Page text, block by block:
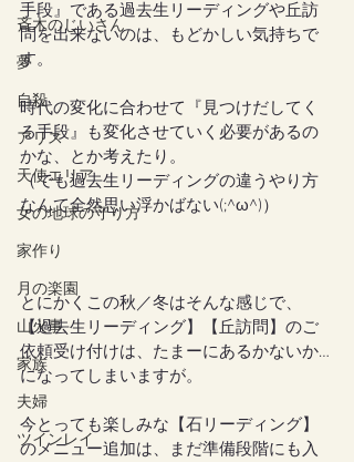
斉木のじいさん
夢
自殺
アリス
天使エリア
女の地球の守り方
家作り
月の楽園
山火事
家族
夫婦
ツインレイ
手段』である過去生リーディングや丘訪
問を出来ないのは、もどかしい気持ちで
す。
時代の変化に合わせて『見つけだしてく
る手段』も変化させていく必要があるの
かな、とか考えたり。
（でも過去生リーディングの違うやり方
なんて全然思い浮かばない(;^ω^)）
とにかくこの秋／冬はそんな感じで、
【過去生リーディング】【丘訪問】のご
依頼受け付けは、たまーにあるかないか…
になってしまいますが。
今とっても楽しみな【石リーディング】
のメニュー追加は、まだ準備段階にも入